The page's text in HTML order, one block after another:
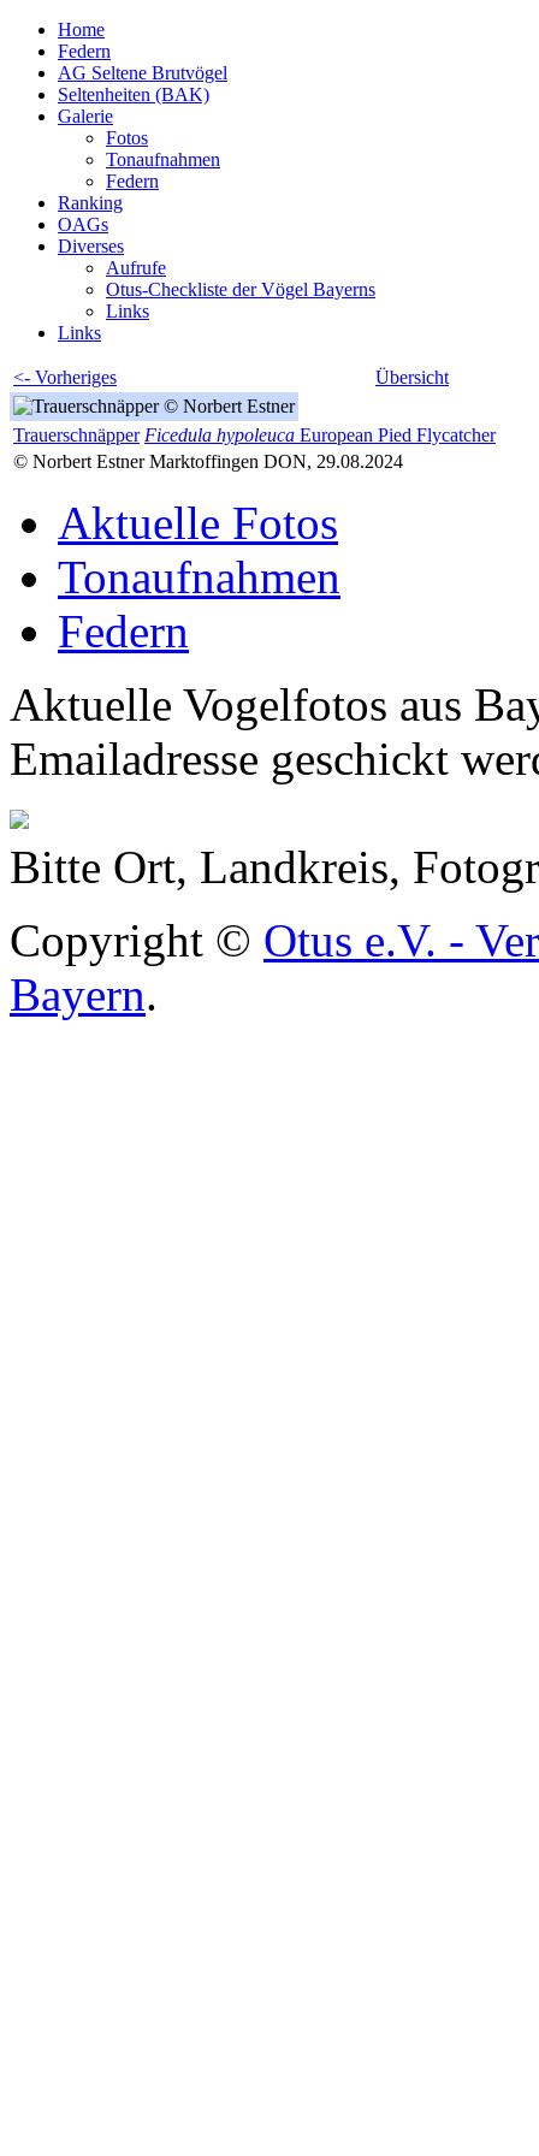
Home
Federn
AG Seltene Brutvögel
Seltenheiten (BAK)
Galerie
Fotos
Tonaufnahmen
Federn
Ranking
OAGs
Diverses
Aufrufe
Otus-Checkliste der Vögel Bayerns
Links
Links
<- Vorheriges Übersicht
Trauerschnäpper Ficedula hypoleuca European Pied Flycatcher
© Norbert Estner Marktoffingen DON, 29.08.2024
Aktuelle Fotos
Tonaufnahmen
Federn
Aktuelle Vogelfotos aus
Emailadresse geschickt
Bitte Ort, Landkreis,
Copyright © Otus e.V. -
Bayern.